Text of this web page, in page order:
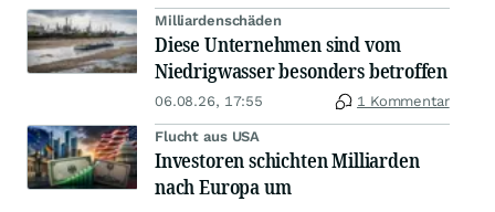
Milliardenschäden
Diese Unternehmen sind vom
Niedrigwasser besonders betroffen
06.08.26, 17:55 1 Kommentar
Flucht aus USA
Investoren schichten Milliarden
nach Europa um